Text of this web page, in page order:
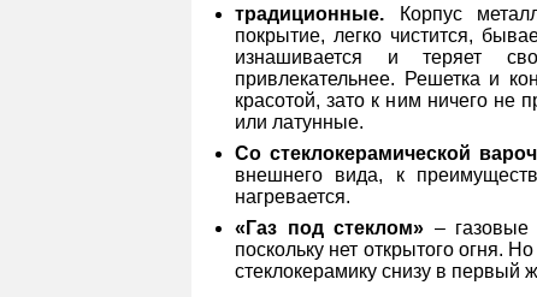
традиционные. Корпус
покрытие, легко чистится,
изнашивается и теряет
привлекательнее. Решетка и
красотой, зато к ним ничего не
или латунные.
Со стеклокерамической
внешнего вида, к
нагревается.
«Газ под стеклом» – газовые
поскольку нет открытого огня.
стеклокерамику снизу в первый